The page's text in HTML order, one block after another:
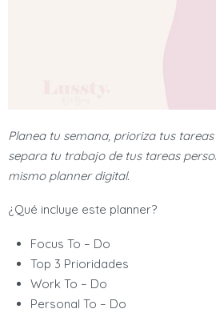
Planea tu semana, prioriza tus
separa tu trabajo de tus tareas
mismo planner digital.
¿Qué incluye este planner?
Focus To – Do
Top 3 Prioridades
Work To – Do
Personal To – Do